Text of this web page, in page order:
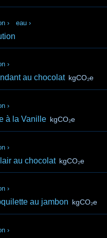
› eau ›
›
au chocolat kgCO₂e
›
à la Vanille kgCO₂e
›
au chocolat kgCO₂e
›
au jambon kgCO₂e
›